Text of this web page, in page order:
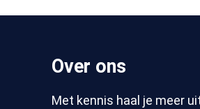
Over ons
Met kennis haal je meer